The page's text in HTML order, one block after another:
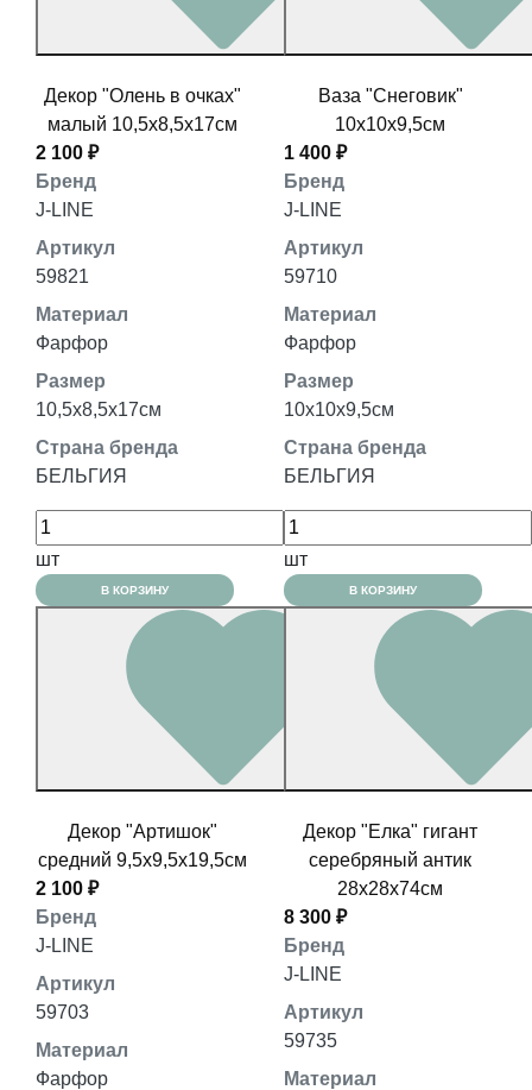
Декор "Олень в очках"
малый 10,5x8,5x17см
2 100 ₽
Бренд
J-LINE
Артикул
59821
Материал
Фарфор
Размер
10,5x8,5x17см
Страна бренда
БЕЛЬГИЯ
шт
В КОРЗИНУ
Ваза "Снеговик"
10x10x9,5см
1 400 ₽
Бренд
J-LINE
Артикул
59710
Материал
Фарфор
Размер
10x10x9,5см
Страна бренда
БЕЛЬГИЯ
шт
В КОРЗИНУ
Декор "Артишок"
средний 9,5x9,5x19,5см
2 100 ₽
Бренд
J-LINE
Артикул
59703
Материал
Фарфор
Декор "Елка" гигант
серебряный антик
28x28x74см
8 300 ₽
Бренд
J-LINE
Артикул
59735
Материал